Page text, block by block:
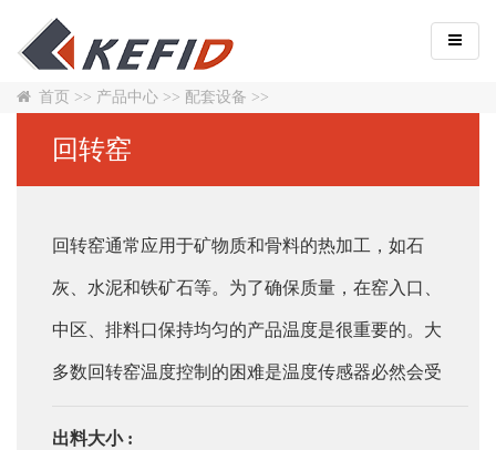
首页 >> 产品中心 >> 配套设备 >>
回转窑
回转窑通常应用于矿物质和骨料的热加工，如石
灰、水泥和铁矿石等。为了确保质量，在窑入口、
中区、排料口保持均匀的产品温度是很重要的。大
多数回转窑温度控制的困难是温度传感器必然会受
出料大小 :